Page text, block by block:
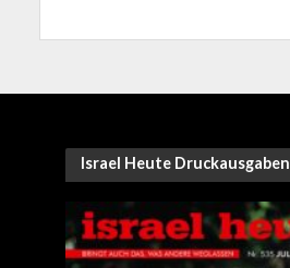
Israel Heute Druckausgaben